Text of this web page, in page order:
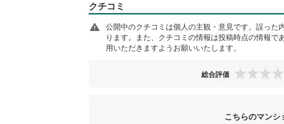
クチコミ
公開中のクチコミは個人の主観・意見です。誤っ
ります。また、クチコミの情報は投稿時点の情報
用いただきますようお願いいたします。
総合評価
こちらのマンシ